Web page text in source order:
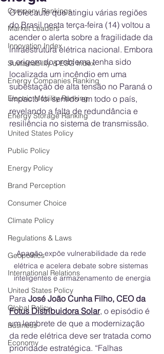
Company Rankings
Market Leaders
Innovation Index
Sustainability & ESG Index
Energy Companies Ranking
Electric Mobility Ranking
Energy Storage Ranking
United States Policy
Public Policy
Energy Policy
Brand Perception
Consumer Choice
Climate Policy
Regulations & Laws
Geopolitics
International Relations
United States Policy
Global Policy
Business
Economy
O blecaute que atingiu várias regiões
do Brasil nesta terça-feira (14) voltou a
acender o alerta sobre a fragilidade da
infraestrutura elétrica nacional. Embora
a origem do problema tenha sido
localizada um incêndio em uma
subestação de alta tensão no Paraná o
impacto foi sentido em todo o país,
revelando a falta de redundância e
resiliência no sistema de transmissão.
Apagão expõe vulnerabilidade da rede
elétrica e acelera debate sobre sistemas
inteligentes e armazenamento de energia
Para José João Cunha Filho, CEO da
Fotus Distribuidora Solar, o episódio é
um lembrete de que a modernização
da rede elétrica deve ser tratada como
prioridade estratégica. “Falhas